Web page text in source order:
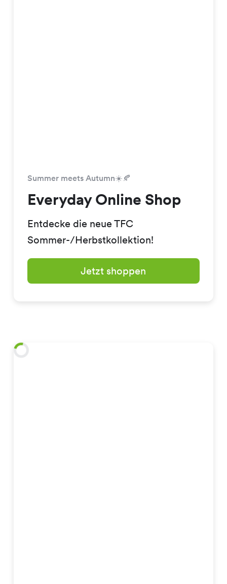
Summer meets Autumn☀️🍂
Everyday Online Shop
Entdecke die neue TFC
Sommer-/Herbstkollektion!
Jetzt shoppen